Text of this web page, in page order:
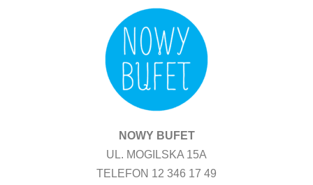
NOWY BUFET
UL. MOGILSKA 15A
TELEFON 12 346 17 49